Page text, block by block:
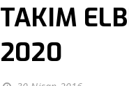
TAKIM
2020